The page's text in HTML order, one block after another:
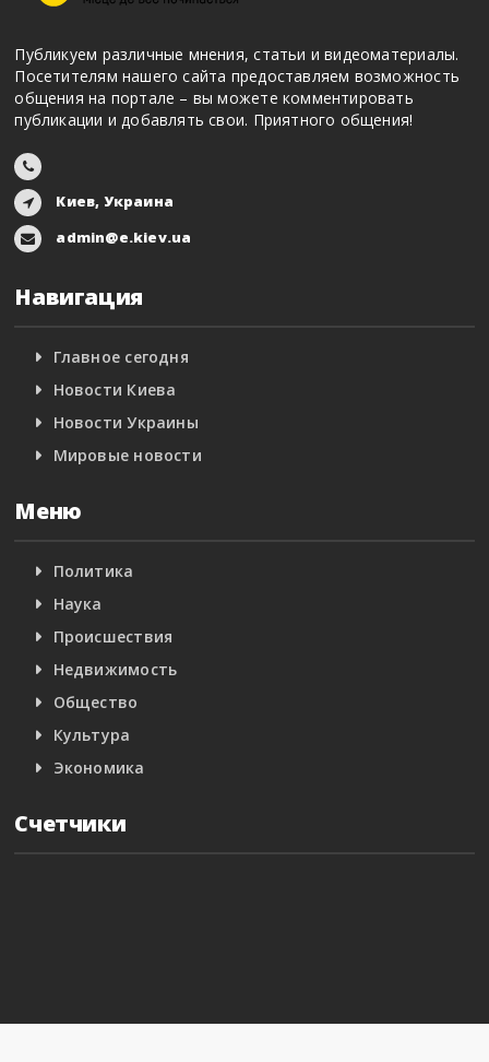
Публикуем различные мнения, статьи и видеоматериалы.
Посетителям нашего сайта предоставляем возможность
общения на портале – вы можете комментировать
публикации и добавлять свои. Приятного общения!
Киев, Украина
admin@e.kiev.ua
Навигация
Главное сегодня
Новости Киева
Новости Украины
Мировые новости
Меню
Политика
Наука
Происшествия
Недвижимость
Общество
Культура
Экономика
Счетчики